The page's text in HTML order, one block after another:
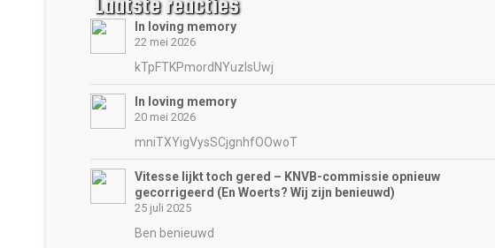
In loving memory
22 mei 2026
kTpFTKPmordNYuzIsUwj
In loving memory
20 mei 2026
mniTXYigVysSCjgnhfOOwoT
Vitesse lijkt toch gered – KNVB-commissie opnieuw
gecorrigeerd (En Woerts? Wij zijn benieuwd)
25 juli 2025
Ben benieuwd